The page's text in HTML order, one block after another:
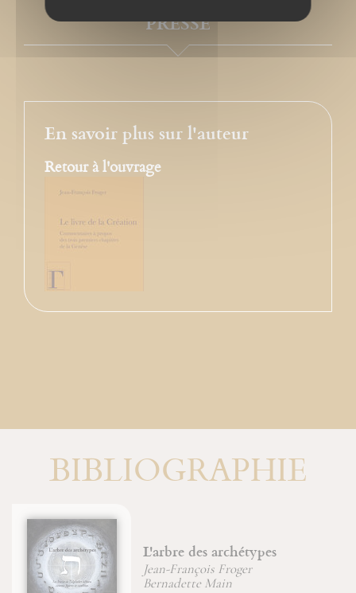
PRESSE
En savoir plus sur l'auteur
Retour à l'ouvrage
BIBLIOGRAPHIE
des archétypes
François Froger
Main